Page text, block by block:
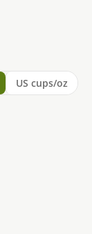
US cups/oz